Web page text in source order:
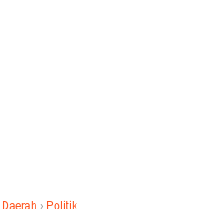
Daerah › Politik